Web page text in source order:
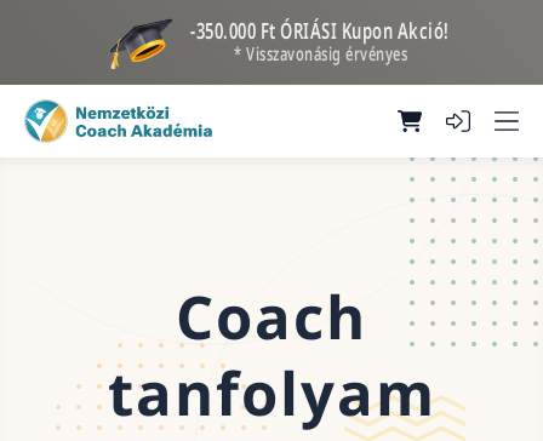
-350.000 Ft ÓRIÁSI Kupon Akció!
* Visszavonásig érvényes
Coach
tanfolyam